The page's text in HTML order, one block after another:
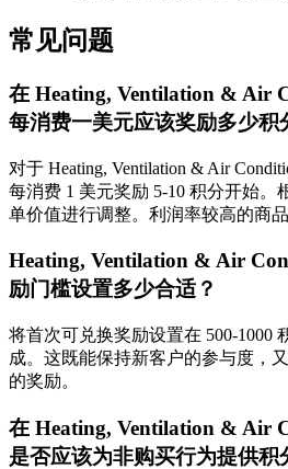
常见问题
在 Heating, Ventilation & Air
每消费一美元应该奖励多少积
对于 Heating, Ventilation & Air
每消费 1 美元奖励 5-10 积分开始。
单价值进行调整。利润率较高的商
Heating, Ventilation & Air
励门槛设置多少合适？
将首次可兑换奖励设置在 500-1000
成。这既能保持新客户的参与度，
的奖励。
在 Heating, Ventilation & Air
是否应该为非购买行为提供积